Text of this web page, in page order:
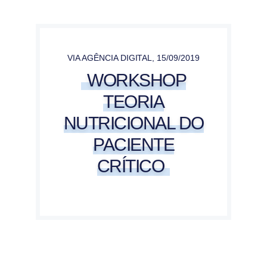
VIA AGÊNCIA DIGITAL 15/09/2019
WORKSHOP
TEORIA
NUTRICIONAL DO
PACIENTE
CRÍTICO